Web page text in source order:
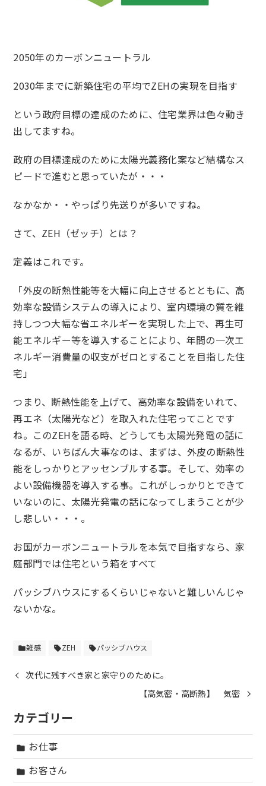
2050年のカーボンニュートラル
2030年までに新築住宅の平均でZEHの実現を目指す
という政府目標の達成のために、住宅業界は色々動き
出してますね。
政府の目標達成のために太陽光義務化案など結構なス
ピードで進むと思っていたが・・・
なかなか・・やっぱり先送りが多いですね。
さて、ZEH（ゼッチ）とは？
定義はこれです。
「外皮の断熱性能等を大幅に向上させるとともに、高
効率な設備システムの導入により、室内環境の質を維
持しつつ大幅な省エネルギーを実現した上で、再生可
能エネルギー等を導入することにより、年間の一次エ
ネルギー消費量の収支がゼロとすることを目指した住
宅」
つまり、断熱性能を上げて、高効率な設備をいれて、
再エネ（太陽光など）を取入れた住宅ってことです
ね。このZEHを語る時、どうしても太陽光発電の話に
なるが、いちばん大事なのは、まずは、外皮の断熱性
能をしっかりとアッセンブルする事。そして、効率の
よい設備機器を導入する事。これがしっかりとできて
いないのに、太陽光発電の話になってしまうことが少
し悲しい・・・。
お国がカーボンニュートラルを本気で目指すなら、家
庭部門では住宅という箱をすべて
パッシブハウスにするくらいじゃないと難しいんじゃ
ないかな。
folder雑感 sellZEH sellパッシブハウス
次代に残すべき家と家守りのために。
【高気密・高断熱】 気密
カテゴリー
folder お仕事
folder お客さん